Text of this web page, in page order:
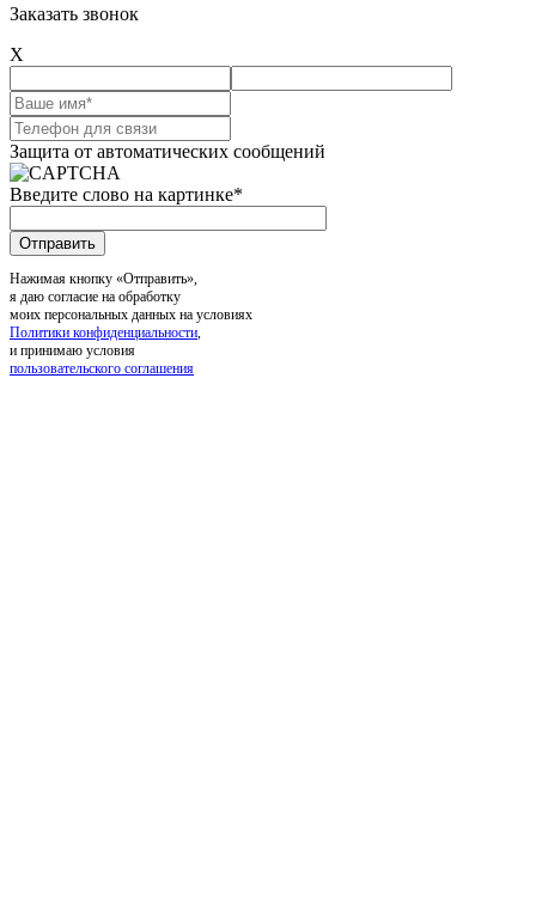
Заказать звонок
X
Защита от автоматических сообщений
Введите слово на картинке*
Нажимая кнопку «Отправить»,
я даю согласие на обработку
моих персональных данных на условиях
Политики конфиденциальности,
и принимаю условия
пользовательского соглашения